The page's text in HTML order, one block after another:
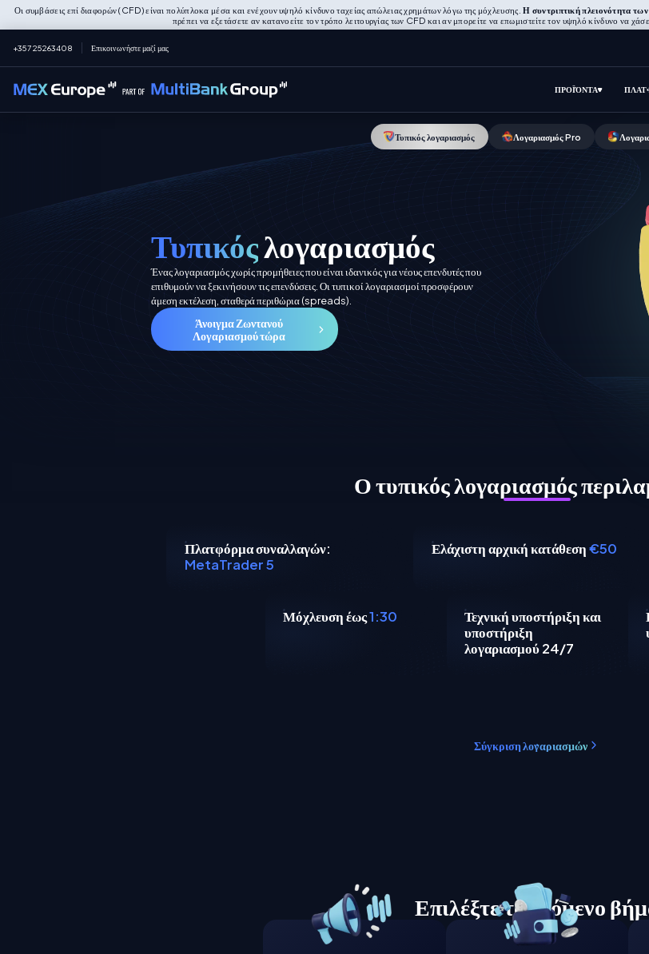
Οι συμβάσεις επί διαφορών (CFD) είναι πολύπλοκα μέσα και ενέχουν υψηλό κίνδυνο ταχείας απώλειας χρημάτων λόγω της μόχλευσης.Η συντριπτική πλειονότητα
πρέπει να εξετάσετε αν κατανοείτε τον τρόπο λειτουργίας των CFD και αν μπορείτε να επωμιστείτε τον υψηλό κίνδυνο να
+357 25263408 Επικοινωνήστε μαζί μας
ΠΡΟΪΌΝΤΑ
Τυπικός λογαριασμός Λογαριασμός Pro
Τυπικόςλογαριασμός
Ένας λογαριασμός χωρίς προμήθειες που είναι ιδανικός για νέους επενδυτές που
επιθυμούν να ξεκινήσουν τις επενδύσεις. Οι τυπικοί λογαριασμοί προσφέρουν
άμεση εκτέλεση, σταθερά περιθώρια (spreads).
Άνοιγμα Ζωντανού
Λογαριασμού τώρα
Ο τυπικός λογαριασμός
Πλατφόρμα συναλλαγών:
MetaTrader 5
Ελάχιστη αρχική κατάθεση€50
Μόχλευση έως1:30
Τεχνική υποστήριξη και
υποστήριξη
λογαριασμού 24/7
Σύγκριση λογαριασμών
Επιλέξτε το επόμενο